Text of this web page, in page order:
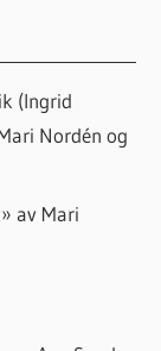
(Ingrid
Nordén og
av Mari